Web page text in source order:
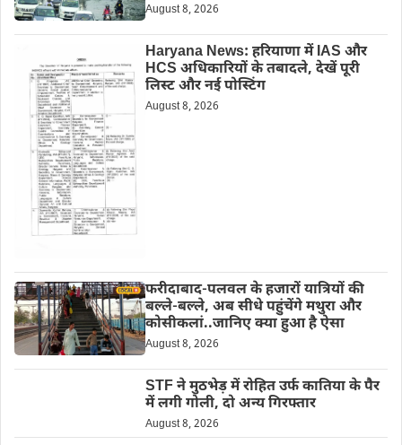
August 8, 2026
Haryana News: हरियाणा में IAS और
HCS अधिकारियों के तबादले, देखें पूरी
लिस्ट और नई पोस्टिंग
August 8, 2026
फरीदाबाद-पलवल के हजारों यात्रियों की
बल्ले-बल्ले, अब सीधे पहुंचेंगे मथुरा और
कोसीकलां..जानिए क्या हुआ है ऐसा
August 8, 2026
STF ने मुठभेड़ में रोहित उर्फ कातिया के पैर
में लगी गोली, दो अन्य गिरफ्तार
August 8, 2026